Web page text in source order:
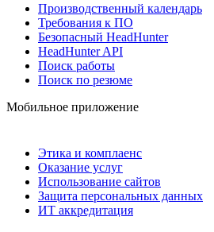
Производственный календарь
Требования к ПО
Безопасный HeadHunter
HeadHunter API
Поиск работы
Поиск по резюме
Мобильное приложение
Этика и комплаенс
Оказание услуг
Использование сайтов
Защита персональных данных
ИТ аккредитация